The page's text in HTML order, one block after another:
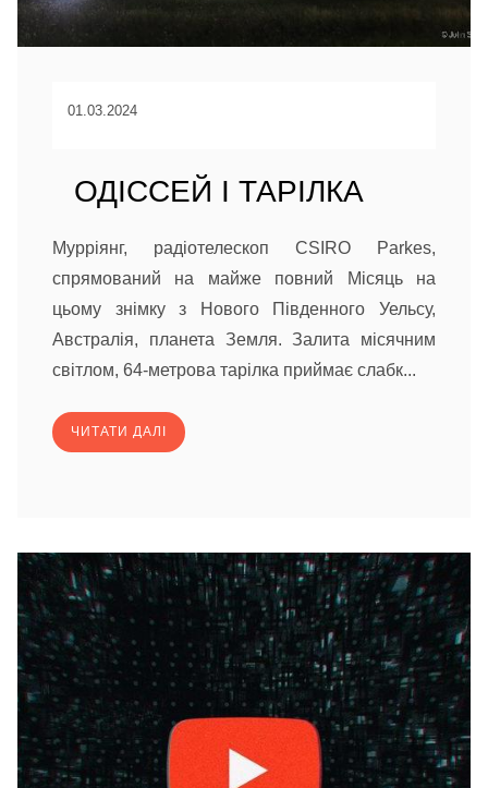
01.03.2024
ОДІССЕЙ І ТАРІЛКА
Мурріянг, радіотелескоп CSIRO Parkes,
спрямований на майже повний Місяць на
цьому знімку з Нового Південного Уельсу,
Австралія, планета Земля. Залита місячним
світлом, 64-метрова тарілка приймає слабк...
ЧИТАТИ ДАЛІ